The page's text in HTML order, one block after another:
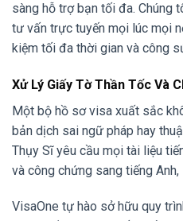
sàng hỗ trợ bạn tối đa. Chúng
tư vấn trực tuyến mọi lúc mọi
kiệm tối đa thời gian và công
Xử Lý Giấy Tờ Thần Tốc Và
Một bộ hồ sơ visa xuất sắc
bản dịch sai ngữ pháp hay
Thụy Sĩ yêu cầu mọi tài liệu
và công chứng sang tiếng Anh,
VisaOne tự hào sở hữu quy